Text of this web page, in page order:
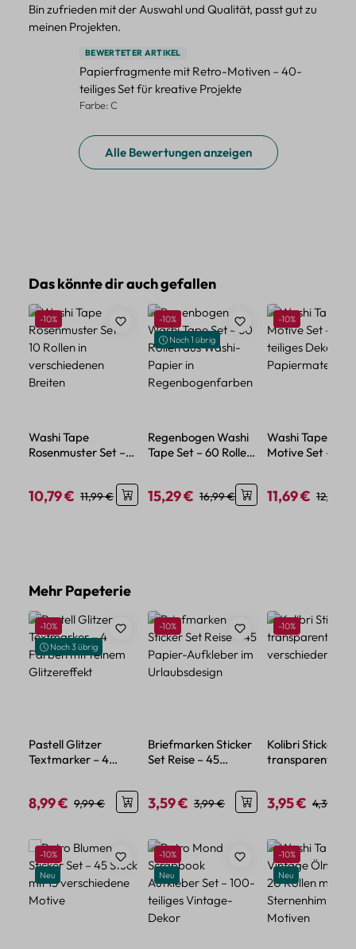
Bin zufrieden mit der Auswahl und Qualität, passt gut zu
meinen Projekten.
BEWERTETER ARTIKEL
Papierfragmente mit Retro-Motiven – 40-
teiliges Set für kreative Projekte
Farbe: C
Alle Bewertungen anzeigen
Produktgalerie überspringen
Das könnte dir auch gefallen
Rabatt
-10%
Washi Tape
Rosenmuster Set –
Breiten
Verkaufspreis:
10,79 € Regulärer Preis:
11,99 €
Rabatt
-10%
Noch 1 übrig
Regenbogen Washi
Tape Set – 60 Rollen
Regenbogenfarben
Verkaufspreis:
15,29 € Regulärer Preis:
16,99 €
Rabatt
-10%
Washi Tape
Motive Set – 12-
Verkaufspreis:
11,69 € 12,99 €
Produktgalerie überspringen
Mehr Papeterie
Rabatt
-10%
Noch 3 übrig
Pastell Glitzer
Textmarker – 4
Verkaufspreis:
8,99 € Regulärer Preis:
9,99 €
Rabatt
-10%
Briefmarken Sticker
Set Reise – 45
Verkaufspreis:
3,59 € Regulärer Preis:
3,99 €
Rabatt
-10%
Kolibri Sticker
transparent – 50
Verkaufspreis:
3,95 € 4,39 €
Produktgalerie überspringen
Rabatt
-10%
Neu
Rabatt
-10%
Neu
Rabatt
-10%
Neu